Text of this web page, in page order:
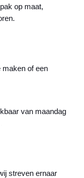
op maat,
maken of een
van maandag
streven ernaar